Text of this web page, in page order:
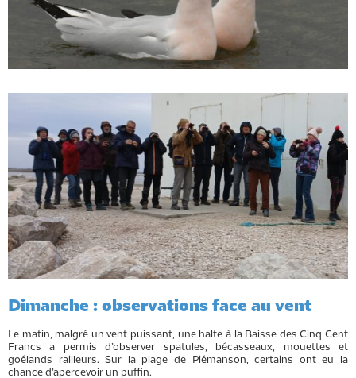
Dimanche : observations face au vent
Le matin, malgré un vent puissant, une halte à la Baisse des Cinq Cent
Francs a permis d’observer spatules, bécasseaux, mouettes et
goélands railleurs. Sur la plage de Piémanson, certains ont eu la
chance d’apercevoir un puffin.